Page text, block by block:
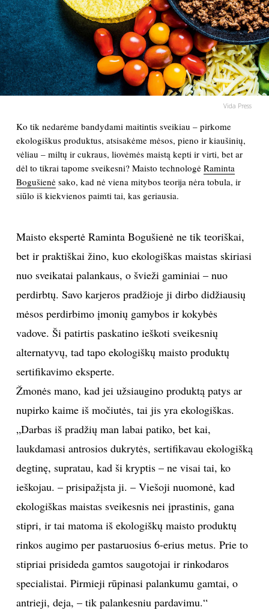
HOROSKOPAI
ASTROLOGIJA
POLITIKA
KULTŪRA
LAISVALAIKIS
KINAS
TEATRAS
SPORTAS
FOTOGRAFIJA
ORAI
ĮDOMYBĖS
ISTORIJA
KNYGOS
INTERJERAS
NAMAI
VIRTUVĖ
Vida Press
Ko tik nedarėme bandydami maitintis sveikiau – pirkome
ekologiškus produktus, atsisakėme mėsos, pieno ir kiaušinių,
vėliau – miltų ir cukraus, liovėmės maistą kepti ir virti, bet ar
dėl to tikrai tapome sveikesni? Maisto technologė Raminta
Bogušienėsako, kad nė viena mitybos teorija nėra tobula, ir
siūlo iš kiekvienos paimti tai, kas geriausia.
Maisto ekspertė Raminta Bogušienė ne tik teoriškai,
bet ir praktiškai žino, kuo ekologiškas maistas skiriasi
nuo sveikatai palankaus, o švieži gaminiai – nuo
perdirbtų. Savo karjeros pradžioje ji dirbo didžiausių
mėsos perdirbimo įmonių gamybos ir kokybės
vadove. Ši patirtis paskatino ieškoti sveikesnių
alternatyvų, tad tapo ekologiškų maisto produktų
sertifikavimo eksperte.
Žmonės mano, kad jei užsiaugino produktą patys ar
nupirko kaime iš močiutės, tai jis yra ekologiškas.
„Darbas iš pradžių man labai patiko, bet kai,
laukdamasi antrosios dukrytės, sertifikavau ekologišką
degtinę, supratau, kad ši kryptis – ne visai tai, ko
ieškojau. – prisipažįsta ji. – Viešoji nuomonė, kad
ekologiškas maistas sveikesnis nei įprastinis, gana
stipri, ir tai matoma iš ekologiškų maisto produktų
rinkos augimo per pastaruosius 6-erius metus. Prie to
stipriai prisideda gamtos saugotojai ir rinkodaros
specialistai. Pirmieji rūpinasi palankumu gamtai, o
antrieji, deja, – tik palankesniu pardavimu.“